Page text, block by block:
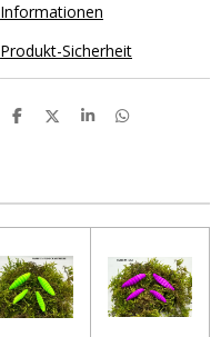
Informationen
Produkt-Sicherheit
T
n
T
n
T
n
T
n